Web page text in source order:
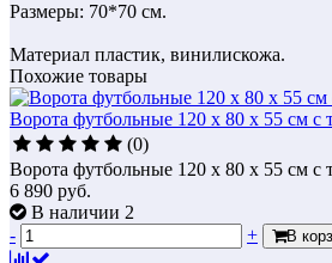
Размеры: 70*70 см.
Материал пластик, винилискожа.
Похожие товары
Ворота футбольные 120 х 80 х 55 см с
(0)
Ворота футбольные 120 х 80 х 55 см с
6 890 руб.
В наличии 2
-
+ В